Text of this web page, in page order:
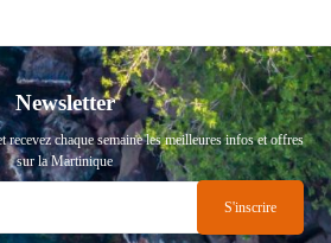
Newsletter
recevez chaque semaine les meilleures infos et offres
sur la Martinique